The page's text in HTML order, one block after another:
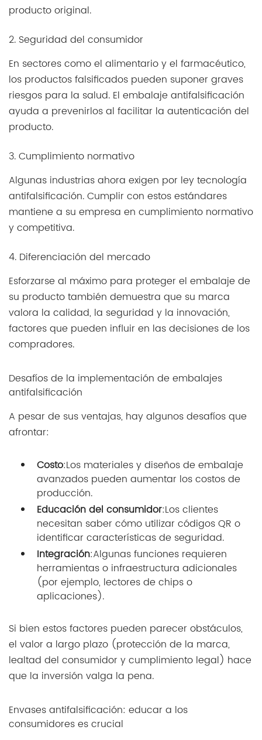
producto original.
2. Seguridad del consumidor
En sectores como el alimentario y el farmacéutico,
los productos falsificados pueden suponer graves
riesgos para la salud. El embalaje antifalsificación
ayuda a prevenirlos al facilitar la autenticación del
producto.
3. Cumplimiento normativo
Algunas industrias ahora exigen por ley tecnología
antifalsificación. Cumplir con estos estándares
mantiene a su empresa en cumplimiento normativo
y competitiva.
4. Diferenciación del mercado
Esforzarse al máximo para proteger el embalaje de
su producto también demuestra que su marca
valora la calidad, la seguridad y la innovación,
factores que pueden influir en las decisiones de los
compradores.
Desafíos de la implementación de embalajes
antifalsificación
A pesar de sus ventajas, hay algunos desafíos que
afrontar:
Costo:Los materiales y diseños de embalaje
avanzados pueden aumentar los costos de
producción.
Educación del consumidor:Los clientes
necesitan saber cómo utilizar códigos QR o
identificar características de seguridad.
Integración:Algunas funciones requieren
herramientas o infraestructura adicionales
(por ejemplo, lectores de chips o
aplicaciones).
Si bien estos factores pueden parecer obstáculos,
el valor a largo plazo (protección de la marca,
lealtad del consumidor y cumplimiento legal) hace
que la inversión valga la pena.
Envases antifalsificación: educar a los
consumidores es crucial